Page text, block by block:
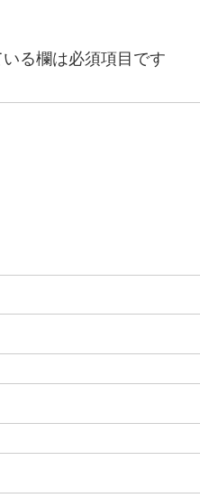
る欄は必須項目です